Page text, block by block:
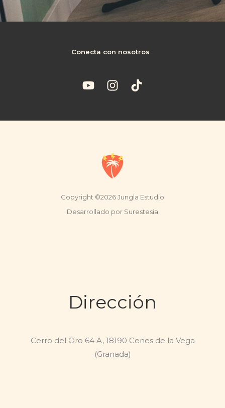
Conecta con nosotros
Copyright ©2026 Jungla Estudio
Desarrollado por Surestesia
Dirección
Cerro del Oro 64 A, 18190 Cenes de la Vega
(Granada)